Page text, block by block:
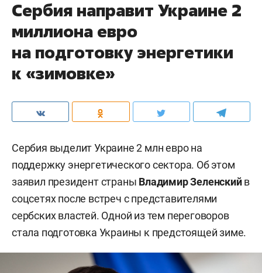
Сербия направит Украине 2
миллиона евро
на подготовку энергетики
к «зимовке»
Сербия выделит Украине 2 млн евро на
поддержку энергетического сектора. Об этом
заявил президент страны Владимир Зеленскийв
соцсетях после встреч с представителями
сербских властей. Одной из тем переговоров
стала подготовка Украины к предстоящей зиме.